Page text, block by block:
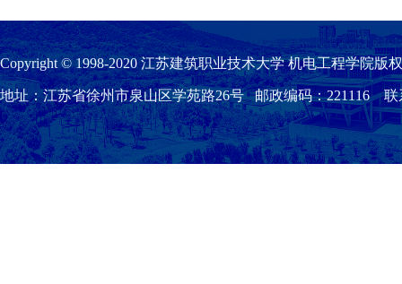
Copyright © 1998-2020 江苏建筑职业技术大学 机电工程学院版
地址：江苏省徐州市泉山区学苑路26号 邮政编码：221116 联